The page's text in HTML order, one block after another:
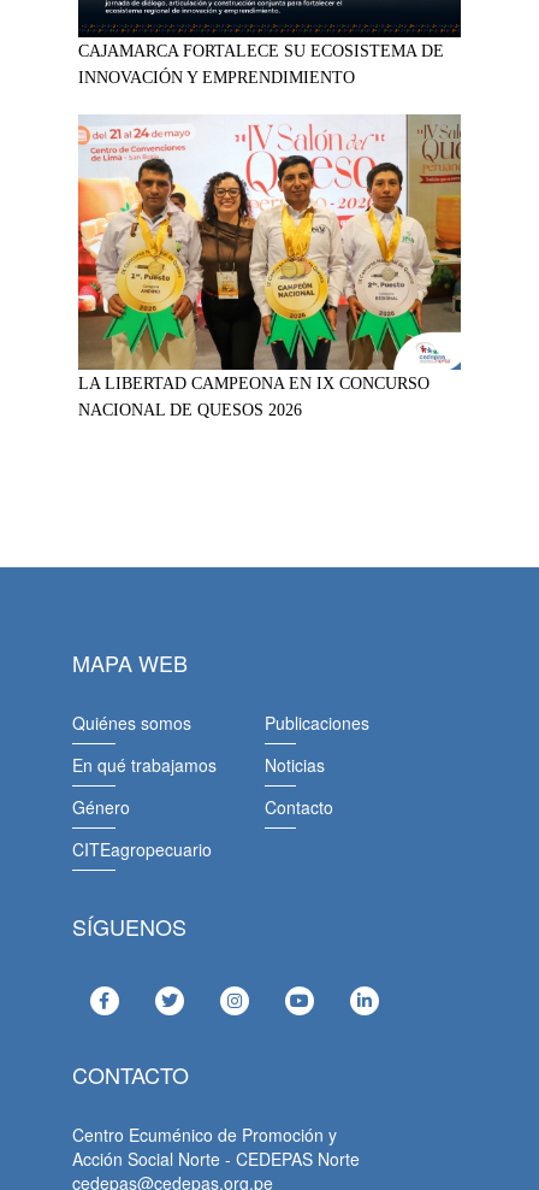
CAJAMARCA FORTALECE SU ECOSISTEMA DE
INNOVACIÓN Y EMPRENDIMIENTO
LA LIBERTAD CAMPEONA EN IX CONCURSO
NACIONAL DE QUESOS 2026
MAPA WEB
Quiénes somos
En qué trabajamos
Género
CITEagropecuario
Publicaciones
Noticias
Contacto
SÍGUENOS
CONTACTO
Centro Ecuménico de Promoción y
Acción Social Norte - CEDEPAS Norte
cedepas@cedepas.org.pe